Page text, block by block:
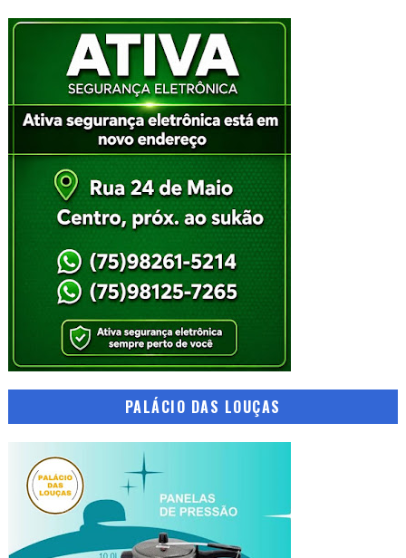
PALÁCIO DAS LOUÇAS